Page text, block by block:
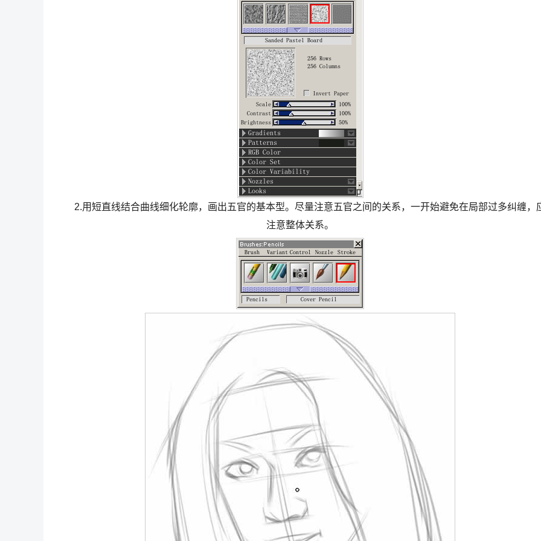
2.用短直线结合曲线细化轮廓，画出五官的基本型。尽量注意五官之间的关系，一开始避免在局部过多纠缠，
注意整体关系。